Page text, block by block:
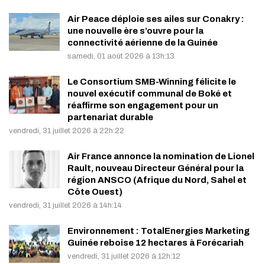
Air Peace déploie ses ailes sur Conakry :
une nouvelle ère s’ouvre pour la
connectivité aérienne de la Guinée
samedi, 01 août 2026 à 13h:13
Le Consortium SMB-Winning félicite le
nouvel exécutif communal de Boké et
réaffirme son engagement pour un
partenariat durable
vendredi, 31 juillet 2026 à 22h:22
Air France annonce la nomination de Lionel
Rault, nouveau Directeur Général pour la
région ANSCO (Afrique du Nord, Sahel et
Côte Ouest)
vendredi, 31 juillet 2026 à 14h:14
Environnement : TotalEnergies Marketing
Guinée reboise 12 hectares à Forécariah
vendredi, 31 juillet 2026 à 12h:12